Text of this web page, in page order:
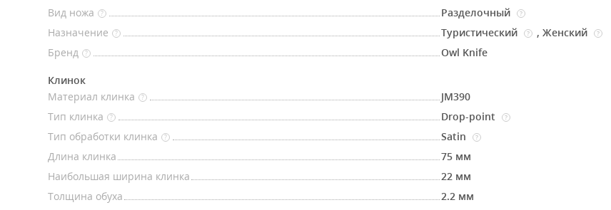
Вид ножа
? Разделочный ?
Назначение ? Туристический ? ,Женский ?
Бренд ? Owl Knife
Клинок
Материал клинка
?
JM390
Тип клинка
? Drop-point ?
Тип обработки клинка ? Satin ?
Длина клинка
75 мм
Наибольшая ширина клинка
22 мм
Толщина обуха
2.2 мм